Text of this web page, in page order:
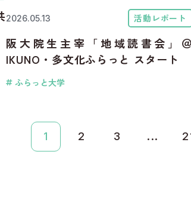
2026.05.13 活動レポート
阪大院生主宰「地域読書会」＠
IKUNO・多文化ふらっと スタート
ふらっと大学
1 2 3 ...